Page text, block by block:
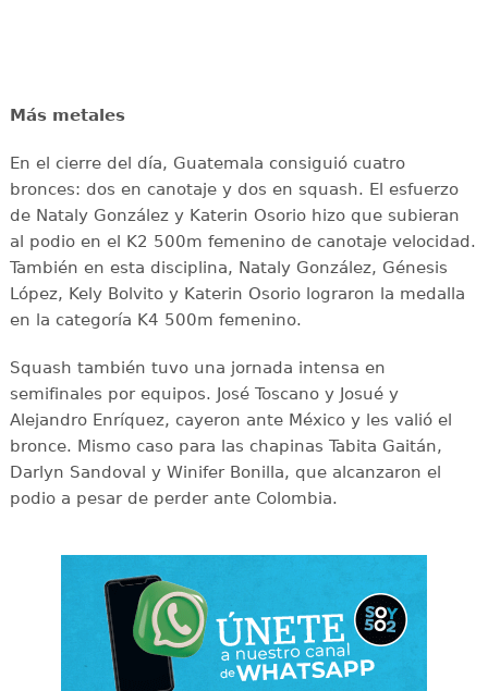
Más metales
En el cierre del día, Guatemala consiguió cuatro
bronces: dos en canotaje y dos en squash. El esfuerzo
de Nataly González y Katerin Osorio hizo que subieran
al podio en el K2 500m femenino de canotaje velocidad.
También en esta disciplina, Nataly González, Génesis
López, Kely Bolvito y Katerin Osorio lograron la medalla
en la categoría K4 500m femenino.
Squash también tuvo una jornada intensa en
semifinales por equipos. José Toscano y Josué y
Alejandro Enríquez, cayeron ante México y les valió el
bronce. Mismo caso para las chapinas Tabita Gaitán,
Darlyn Sandoval y Winifer Bonilla, que alcanzaron el
podio a pesar de perder ante Colombia.